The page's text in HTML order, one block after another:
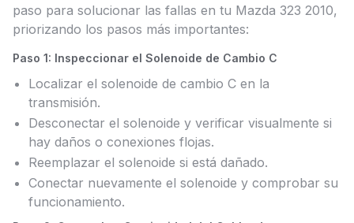
paso para solucionar las fallas en tu Mazda 323 2010,
priorizando los pasos más importantes:
Paso 1: Inspeccionar el Solenoide de Cambio C
Localizar el solenoide de cambio C en la
transmisión.
Desconectar el solenoide y verificar visualmente si
hay daños o conexiones flojas.
Reemplazar el solenoide si está dañado.
Conectar nuevamente el solenoide y comprobar su
funcionamiento.